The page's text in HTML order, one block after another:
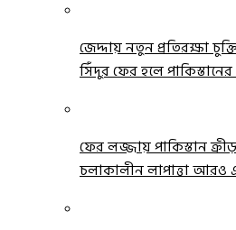
জেদ্দায় নতুন প্রতিরক্ষা
সিঁদুর ফের হলে
ফের লজ্জায় পাকিস্তান
চলাকালীন লাপাত্তা আরও